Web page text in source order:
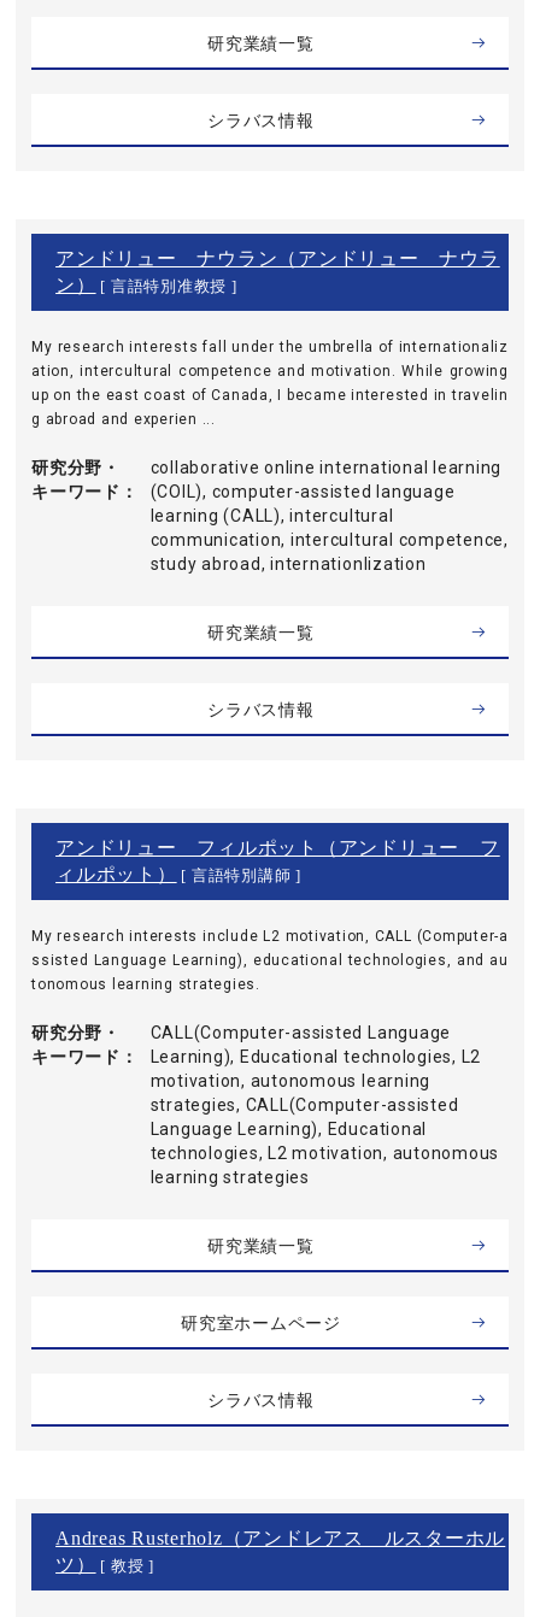
研究業績一覧
シラバス情報
アンドリュー ナウラン（アンドリュー ナウラ
ン）
[ 言語特別准教授 ]
My research interests fall under the umbrella of internationaliz
ation, intercultural competence and motivation. While growing
up on the east coast of Canada, I became interested in travelin
g abroad and experien ...
研究分野・
キーワード
collaborative online international learning
(COIL), computer-assisted language
learning (CALL), intercultural
communication, intercultural competence,
study abroad, internationlization
研究業績一覧
シラバス情報
アンドリュー フィルポット（アンドリュー フ
ィルポット）
[ 言語特別講師 ]
My research interests include L2 motivation, CALL (Computer-a
ssisted Language Learning), educational technologies, and au
tonomous learning strategies.
研究分野・
キーワード
CALL(Computer-assisted Language
Learning), Educational technologies, L2
motivation, autonomous learning
strategies, CALL(Computer-assisted
Language Learning), Educational
technologies, L2 motivation, autonomous
learning strategies
研究業績一覧
研究室ホームページ
シラバス情報
Andreas Rusterholz（アンドレアス ルスターホル
ツ）
[ 教授 ]